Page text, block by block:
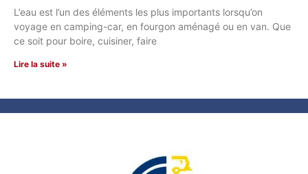
L’eau est l’un des éléments les plus importants lorsqu’on
voyage en camping-car, en fourgon aménagé ou en van. Que
ce soit pour boire, cuisiner, faire
Lire la suite »